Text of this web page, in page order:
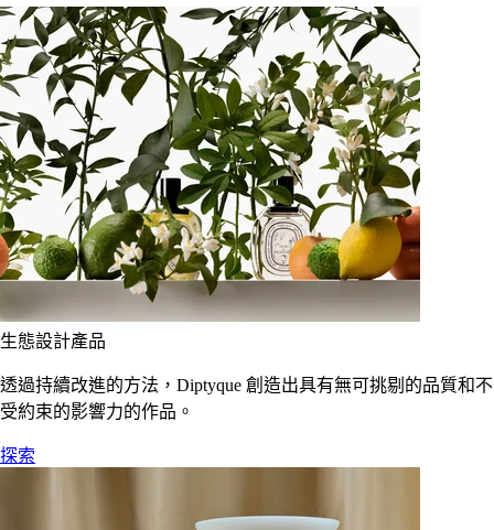
生態設計產品
透過持續改進的方法，Diptyque 創造出具有無可挑剔的品質和不
受約束的影響力的作品。
探索